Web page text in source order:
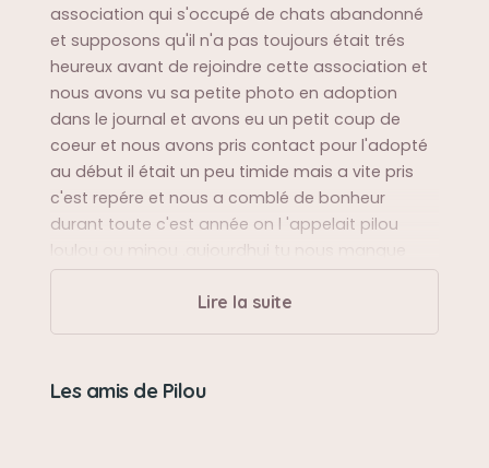
association qui s'occupé de chats abandonné
et supposons qu'il n'a pas toujours était trés
heureux avant de rejoindre cette association et
nous avons vu sa petite photo en adoption
dans le journal et avons eu un petit coup de
coeur et nous avons pris contact pour l'adopté
au début il était un peu timide mais a vite pris
c'est repére et nous a comblé de bonheur
durant toute c'est année on l 'appelait pilou
loulou ou minou .aujourdhui tu nous manque
beaucoup
Sa balade préférée
le jardin ainsi que celui du voisin
Lire la suite
Les amis de Pilou